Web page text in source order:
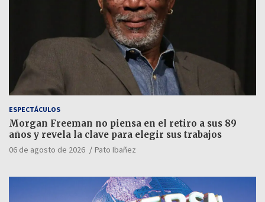
ESPECTÁCULOS
Morgan Freeman no piensa en el retiro a sus 89
años y revela la clave para elegir sus trabajos
06 de agosto de 2026 Pato Ibañez